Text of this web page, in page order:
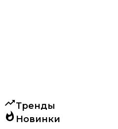
trending_upТренды
whatshot Новинки